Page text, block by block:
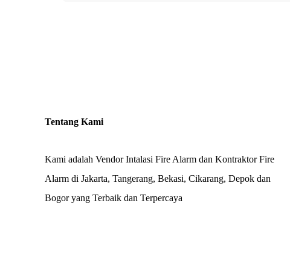
Tentang Kami
Kami adalah Vendor Intalasi Fire Alarm dan Kontraktor Fire
Alarm di Jakarta, Tangerang, Bekasi, Cikarang, Depok dan
Bogor yang Terbaik dan Terpercaya